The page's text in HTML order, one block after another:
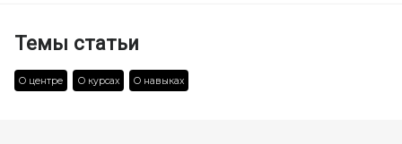
Темы статьи
О центре О курсах О навыках